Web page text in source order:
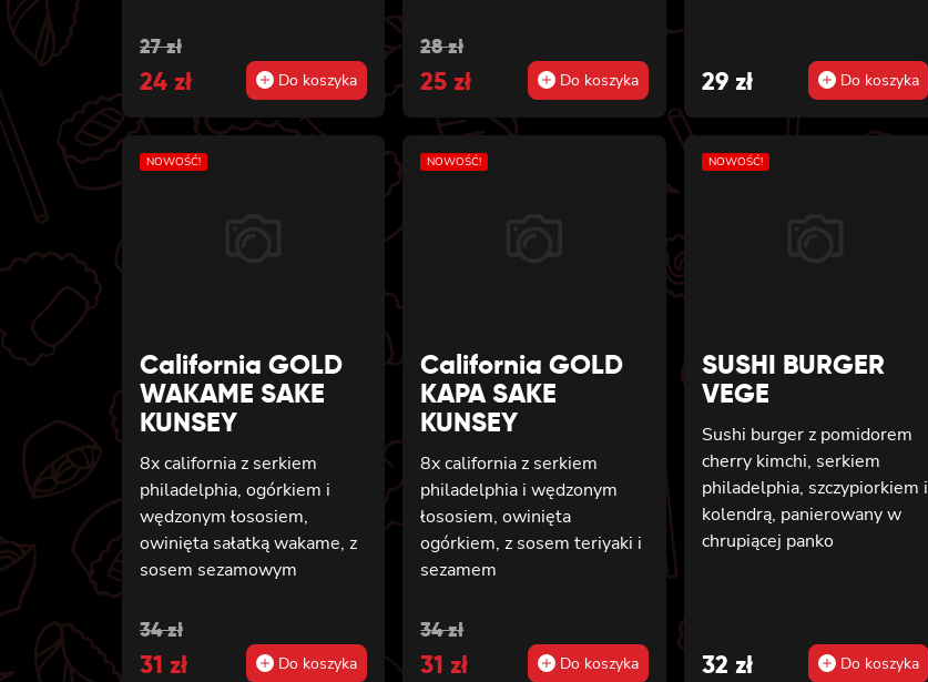
27zł
Original
price
was:
27 zł.
24 zł
Current
price
is:
24 zł.
Do koszyka
28zł
Original
price
was:
28 zł.
25zł
Current
price
is:
25 zł.
Do koszyka 29 zł Do koszyka
NOWOŚĆ!
California GOLD
WAKAME SAKE
KUNSEY
8x california z serkiem
philadelphia, ogórkiem i
wędzonym łososiem,
owinięta sałatką wakame, z
sosem sezamowym
34zł
Original
price
31 zł
Current
price
Do koszyka
NOWOŚĆ!
California GOLD
KAPA SAKE
KUNSEY
8x california z serkiem
philadelphia i wędzonym
łososiem, owinięta
ogórkiem, z sosem teriyaki i
sezamem
34zł
Original
price
31zł
Current
price
Do koszyka
NOWOŚĆ!
SUSHI BURGER
VEGE
Sushi burger z pomidorem
cherry kimchi, serkiem
philadelphia, szczypiorkiem i
kolendrą, panierowany w
chrupiącej panko
32 zł Do koszyka